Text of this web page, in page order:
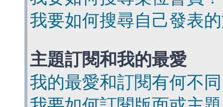
我要如何搜尋自己發表
主題訂閱和我的最愛
我的最愛和訂閱有何不